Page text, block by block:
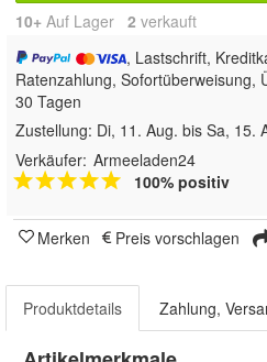
10+ Auf Lager 2 verkauft
, Lastschrift,
Ratenzahlung, Sofortüberweisung,
30 Tagen
Zustellung: Di, 11. Aug. bis Sa, 15.
Verkäufer: Armeeladen24
100% positiv
Merken Preis vorschlagen
Produktdetails Zahlung,